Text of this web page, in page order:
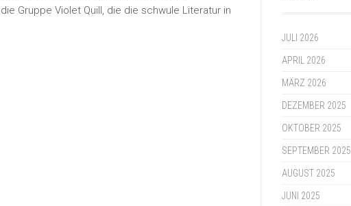
Gruppe Violet Quill, die die schwule Literatur in
JULI 2026
APRIL 2026
MÄRZ 2026
DEZEMBER 2025
OKTOBER 2025
SEPTEMBER 2025
AUGUST 2025
JUNI 2025